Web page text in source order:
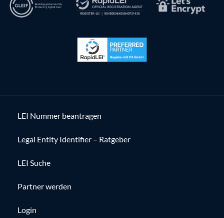
LEI Nummer beantragen
Legal Entity Identifier – Ratgeber
LEI Suche
Partner werden
Login